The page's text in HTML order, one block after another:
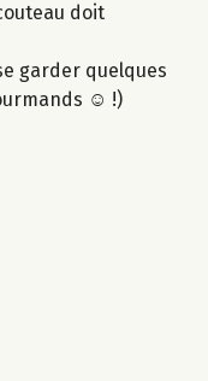
doit
garder quelques
☺ !)